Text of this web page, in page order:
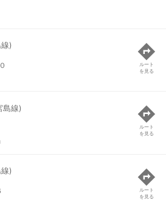
)
ルート
を見る
島線)
ルート
を見る
)
ルート
を見る